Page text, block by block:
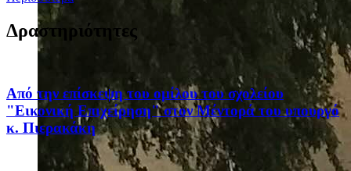
Δραστηριότητες
Από την επίσκεψη του ομίλου του σχολείου
"Εικονική Επιχείρηση" στον Μέντορά του υπουργό
κ. Πιερακάκη